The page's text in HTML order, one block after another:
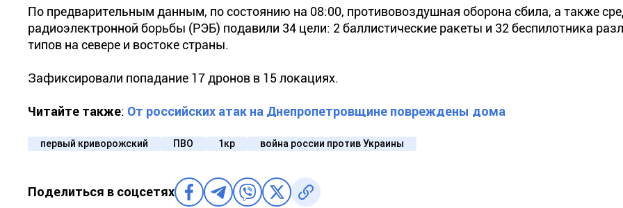
По предварительным данным, по состоянию на 08:00, противовоздушная оборона сбила, а также
радиоэлектронной борьбы (РЭБ) подавили 34 цели: 2 баллистические ракеты и 32 беспилотника
типов на севере и востоке страны.
Зафиксировали попадание 17 дронов в 15 локациях.
Читайте также: От российских атак на Днепропетровщине повреждены дома
первый криворожский ПВО 1кр война россии против Украины
Поделиться в соцсетях